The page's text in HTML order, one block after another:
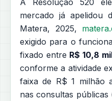
A Resolução 520
mercado já apelidou
Matera, 2025,
exigido para o
fixado entre R$ 10,8
conforme a atividade
faixa de R$ 1 milhão
nas consultas